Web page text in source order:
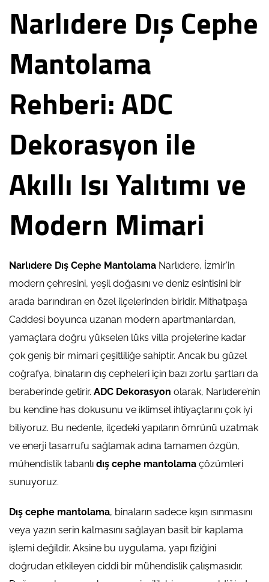
Narlıdere Dış Cephe
Mantolama
Rehberi: ADC
Dekorasyon ile
Akıllı Isı Yalıtımı ve
Modern Mimari
Narlıdere Dış Cephe Mantolama Narlıdere, İzmir’in
modern çehresini, yeşil doğasını ve deniz esintisini bir
arada barındıran en özel ilçelerinden biridir. Mithatpaşa
Caddesi boyunca uzanan modern apartmanlardan,
yamaçlara doğru yükselen lüks villa projelerine kadar
çok geniş bir mimari çeşitliliğe sahiptir. Ancak bu güzel
coğrafya, binaların dış cepheleri için bazı zorlu şartları da
beraberinde getirir. ADC Dekorasyon olarak, Narlıdere’nin
bu kendine has dokusunu ve iklimsel ihtiyaçlarını çok iyi
biliyoruz. Bu nedenle, ilçedeki yapıların ömrünü uzatmak
ve enerji tasarrufu sağlamak adına tamamen özgün,
mühendislik tabanlı dış cephe mantolama çözümleri
sunuyoruz.
Dış cephe mantolama, binaların sadece kışın ısınmasını
veya yazın serin kalmasını sağlayan basit bir kaplama
işlemi değildir. Aksine bu uygulama, yapı fiziğini
doğrudan etkileyen ciddi bir mühendislik çalışmasıdır.